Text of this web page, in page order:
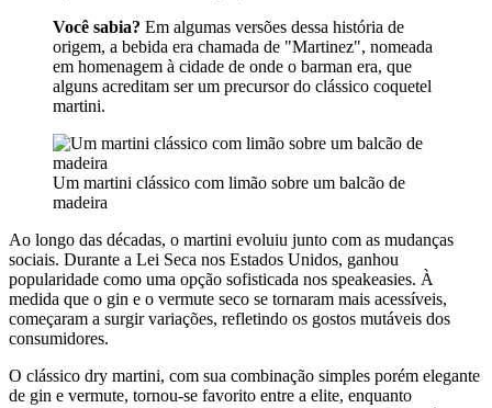
Você sabia? Em algumas versões dessa história de
origem, a bebida era chamada de "Martinez", nomeada
em homenagem à cidade de onde o barman era, que
alguns acreditam ser um precursor do clássico coquetel
martini.
Um martini clássico com limão sobre um balcão de
madeira
Ao longo das décadas, o martini evoluiu junto com as mudanças
sociais. Durante a Lei Seca nos Estados Unidos, ganhou
popularidade como uma opção sofisticada nos speakeasies. À
medida que o gin e o vermute seco se tornaram mais acessíveis,
começaram a surgir variações, refletindo os gostos mutáveis dos
consumidores.
O clássico dry martini, com sua combinação simples porém elegante
de gin e vermute, tornou-se favorito entre a elite, enquanto